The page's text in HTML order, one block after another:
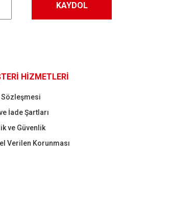
KAYDOL
HİZMETLERİ
Sözleşmesi
İade Şartları
ve Güvenlik
Verilen Korunması